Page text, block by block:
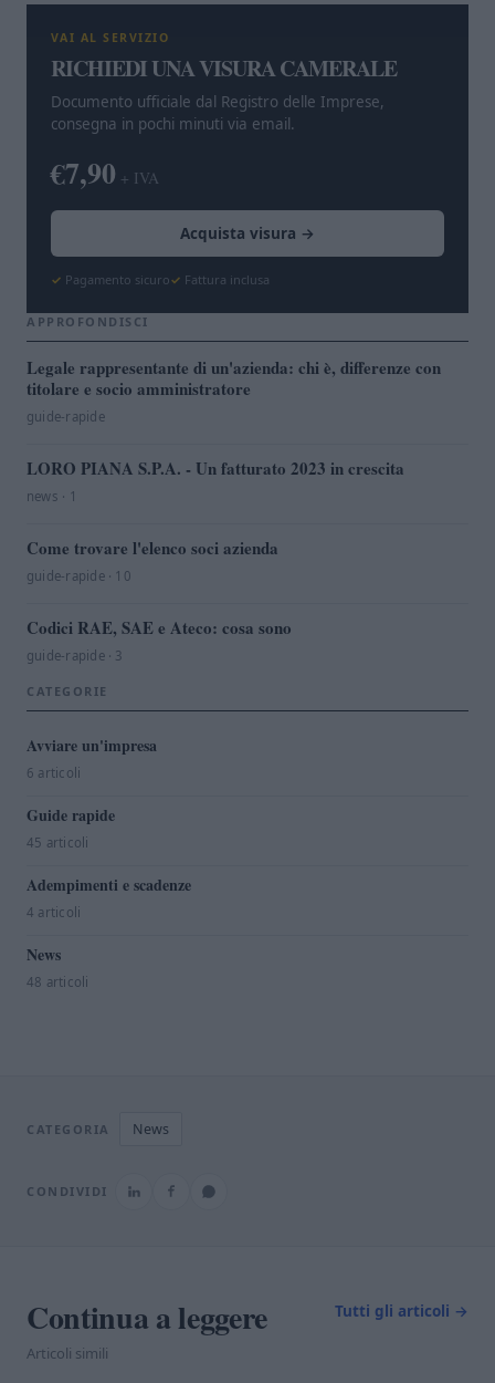
VAI AL SERVIZIO
RICHIEDI UNA VISURA CAMERALE
Documento ufficiale dal Registro delle Imprese,
consegna in pochi minuti via email.
€7,90 + IVA
Acquista visura →
Pagamento sicuro Fattura inclusa
APPROFONDISCI
Legale rappresentante di un'azienda: chi è, differenze con
titolare e socio amministratore
guide-rapide
LORO PIANA S.P.A. - Un fatturato 2023 in crescita
news · 1
Come trovare l'elenco soci azienda
guide-rapide · 10
Codici RAE, SAE e Ateco: cosa sono
guide-rapide · 3
CATEGORIE
Avviare un'impresa
6 articoli
Guide rapide
45 articoli
Adempimenti e scadenze
4 articoli
News
48 articoli
CATEGORIA News
CONDIVIDI
Continua a leggere
Articoli simili
Tutti gli articoli →